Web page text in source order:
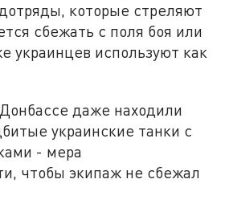
которые стреляют
сбежать с поля боя или
украинцев используют как
даже находили
украинские танки с
- мера
чтобы экипаж не сбежал